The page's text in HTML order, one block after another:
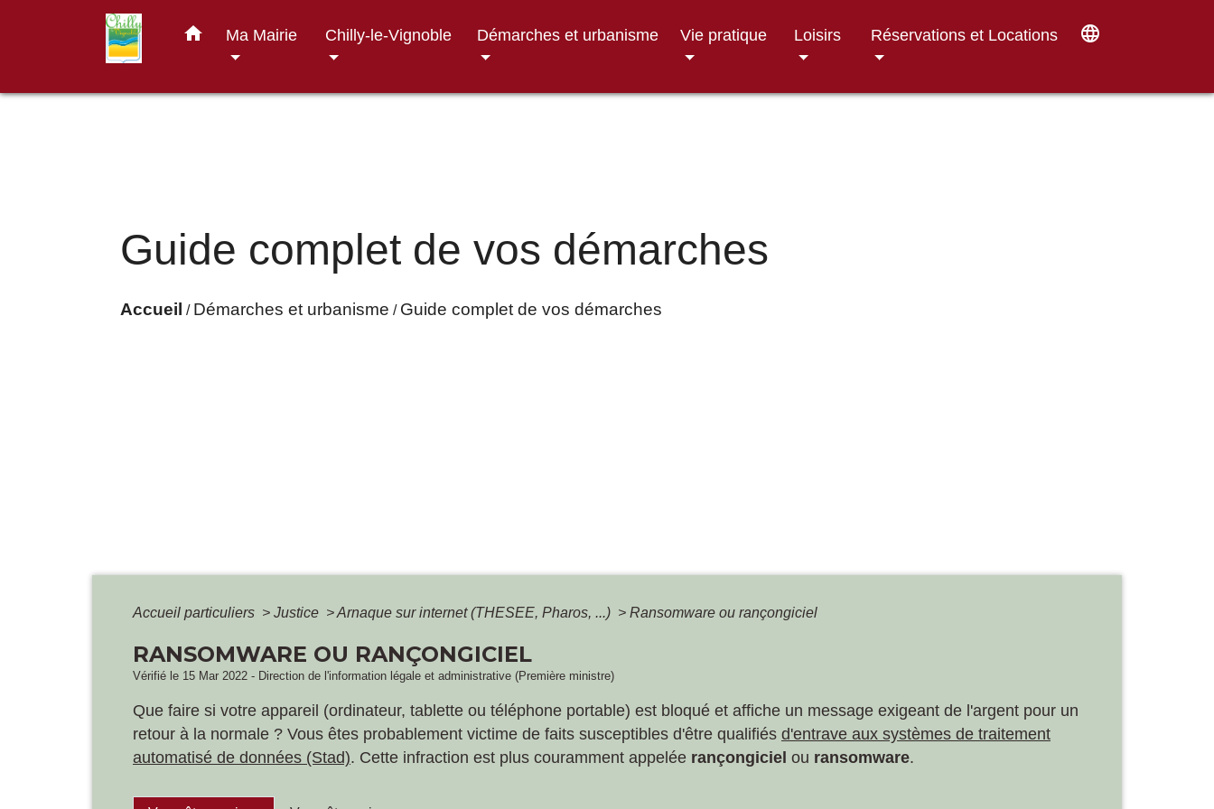
home Ma Mairie Chilly-le-Vignoble Démarches et urbanisme Vie pratique Loisirs Réservations et Locations language
Guide complet de vos démarches
Accueil / Démarches et urbanisme / Guide complet de vos démarches
Accueil particuliers > Justice >Arnaque sur internet (THESEE, Pharos, ...) > Ransomware ou rançongiciel
RANSOMWARE OU RANÇONGICIEL
Vérifié le 15 Mar 2022 - Direction de l'information légale et administrative (Première ministre)
Que faire si votre appareil (ordinateur, tablette ou téléphone portable) est bloqué et affiche un message exigeant de l'argent pour un
retour à la normale ? Vous êtes probablement victime de faits susceptibles d'être qualifiés d'entrave aux systèmes de traitement
automatisé de données (Stad). Cette infraction est plus couramment appelée rançongiciel ou ransomware.